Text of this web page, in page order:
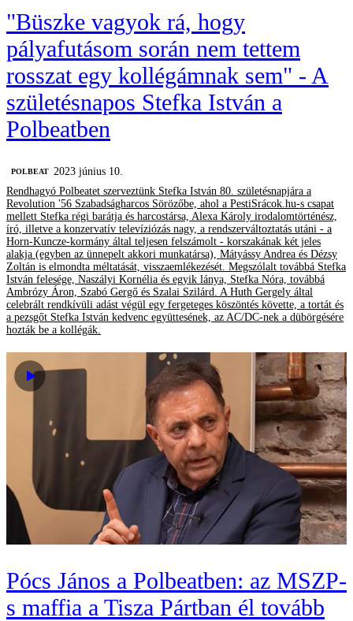
"Büszke vagyok rá, hogy
pályafutásom során nem tettem
rosszat egy kollégámnak sem" - A
születésnapos Stefka István a
Polbeatben
‎POLBEAT 2023 június 10.
Rendhagyó Polbeatet szerveztünk Stefka István 80. születésnapjára a
Revolution '56 Szabadságharcos Sörözőbe, ahol a PestiSrácok.hu-s csapat
mellett Stefka régi barátja és harcostársa, Alexa Károly irodalomtörténész,
író, illetve a konzervatív televíziózás nagy, a rendszerváltoztatás utáni - a
Horn-Kuncze-kormány által teljesen felszámolt - korszakának két jeles
alakja (egyben az ünnepelt akkori munkatársa), Mátyássy Andrea és Dézsy
Zoltán is elmondta méltatását, visszaemlékezését. Megszólalt továbbá Stefka
István felesége, Naszályi Kornélia és egyik lánya, Stefka Nóra, továbbá
Ambrózy Áron, Szabó Gergő és Szalai Szilárd. A Huth Gergely által
celebrált rendkívüli adást végül egy fergeteges köszöntés követte, a tortát és
a pezsgőt Stefka István kedvenc együttesének, az AC/DC-nek a dübörgésére
hozták be a kollégák.
Pócs János a Polbeatben: az MSZP-
s maffia a Tisza Pártban él tovább